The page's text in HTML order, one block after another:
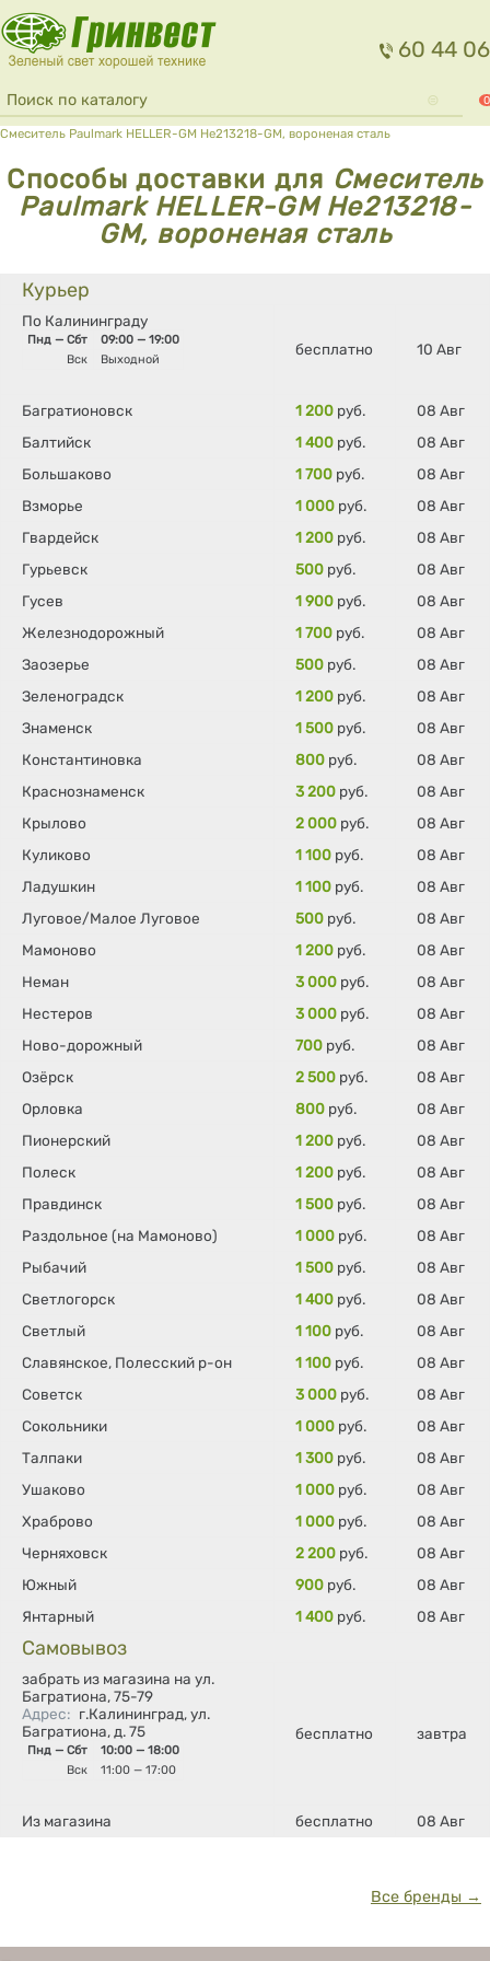
Перейти к основному содержанию
60 44 06
Форма поиска
Поиск 0
Вы здесь
Смеситель Paulmark HELLER-GM He213218-GM, вороненая сталь
Способы доставки для Смеситель
Paulmark HELLER-GM He213218-
GM, вороненая сталь
Курьер
По Калининграду
Пнд — Сбт
09:00 — 19:00
Вск
Выходной
бесплатно 10 Авг
Багратионовск 1 200 руб.
08 Авг
Балтийск
1 400 руб.
08 Авг
Большаково
1 700 руб.
08 Авг
Взморье
1 000 руб.
08 Авг
Гвардейск
1 200 руб.
08 Авг
Гурьевск
500 руб.
08 Авг
Гусев
1 900 руб.
08 Авг
Железнодорожный
1 700 руб.
08 Авг
Заозерье
500 руб.
08 Авг
Зеленоградск
1 200 руб.
08 Авг
Знаменск
1 500 руб.
08 Авг
Константиновка
800 руб.
08 Авг
Краснознаменск
3 200 руб.
08 Авг
Крылово
2 000 руб.
08 Авг
Куликово
1 100 руб.
08 Авг
Ладушкин
1 100 руб.
08 Авг
Луговое/Малое Луговое
500 руб.
08 Авг
Мамоново
1 200 руб.
08 Авг
Неман
3 000 руб.
08 Авг
Нестеров
3 000 руб.
08 Авг
Ново-дорожный
700 руб.
08 Авг
Озёрск
2 500 руб.
08 Авг
Орловка
800 руб.
08 Авг
Пионерский
1 200 руб.
08 Авг
Полеск
1 200 руб.
08 Авг
Правдинск
1 500 руб.
08 Авг
Раздольное (на Мамоново)
1 000 руб.
08 Авг
Рыбачий
1 500 руб.
08 Авг
Светлогорск
1 400 руб.
08 Авг
Светлый
1 100 руб.
08 Авг
Славянское, Полесский р-он
1 100 руб.
08 Авг
Советск
3 000 руб.
08 Авг
Сокольники
1 000 руб.
08 Авг
Талпаки
1 300 руб.
08 Авг
Ушаково
1 000 руб.
08 Авг
Храброво
1 000 руб.
08 Авг
Черняховск
2 200 руб.
08 Авг
Южный
900 руб.
08 Авг
Янтарный
1 400 руб. 08 Авг
Самовывоз
забрать из магазина на ул.
Багратиона, 75-79
Адрес: г.Калининград, ул.
Багратиона, д. 75
Пнд — Сбт
10:00 — 18:00
Вск
11:00 — 17:00
бесплатно завтра
Из магазина бесплатно 08 Авг
Все бренды →